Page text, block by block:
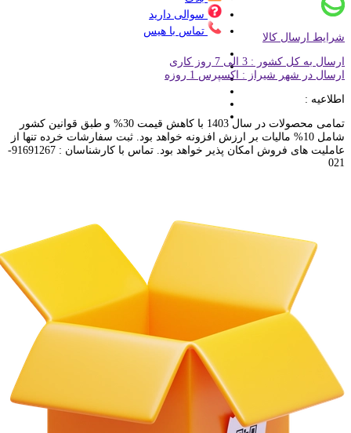
سوالی دارید
تماس با هیس
شرایط ارسال کالا
ارسال به کل کشور : 3 الی 7 روز کاری
ارسال در شهر شیراز : اکسپرس 1 روزه
اطلاعیه :
تمامی محصولات در سال 1403 با کاهش قیمت 30% و طبق قوانین کشور
شامل 10% مالیات بر ارزش افزونه خواهد بود. ثبت سفارشات خرده تنها از
عاملیت های فروش امکان پذیر خواهد بود. تماس با کارشناسان : 91691267-
021